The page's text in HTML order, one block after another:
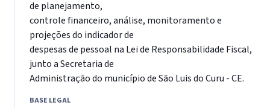
de planejamento,
controle financeiro, análise, monitoramento e
projeções do indicador de
despesas de pessoal na Lei de Responsabilidade Fiscal,
junto a Secretaria de
Administração do município de São Luis do Curu - CE.
BASE LEGAL